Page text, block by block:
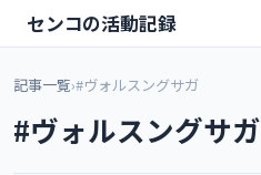
センコの活動記録
記事一覧›#ヴォルスングサガ
#ヴォルスングサガ